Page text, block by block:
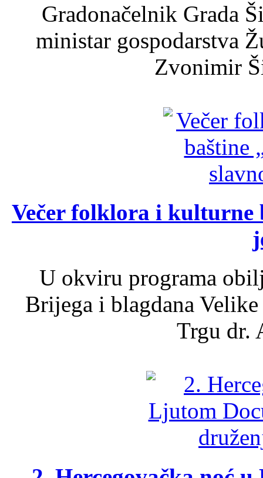
Gradonačelnik Grada
ministar gospodarstva
Zvonimir
Večer folklora i kulturne
U okviru programa
Brijega i blagdana
Trgu dr.